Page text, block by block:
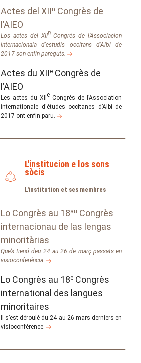
Actes del XIIn Congrès de
l’AIEO
Los actes del XIInCongrès de l’Associacion
internacionala d'estudis occitans d’Albi de
2017 son enfin pareguts.
Actes du XIIe Congrès de
l’AIEO
Les actes du XII e Congrès de l’Association
internationale d'études occitanes d’Albi de
2017 ont enfin paru.
L'institucion e los sons
sòcis
L'institution et ses membres
Lo Congrès au 18au Congrès
internacionau de las lengas
minoritàrias
Que’s tienó deu 24 au 26 de març passats en
visioconferéncia.
Lo Congrès au 18e Congrès
international des langues
minoritaires
Il s’est déroulé du 24 au 26 mars derniers en
visioconférence.